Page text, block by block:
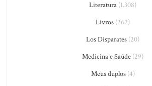
Literatura (1.308)
Livros (262)
Los Disparates (20)
Medicina e Saúde (29)
Meus duplos(4)